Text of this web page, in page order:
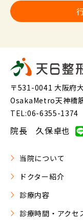
〒531-0041 大阪府
OsakaMetro天神橋
TEL:06-6355-1374
院長 久保卓也
当院について
ドクター紹介
診療内容
診療時間・アクセ